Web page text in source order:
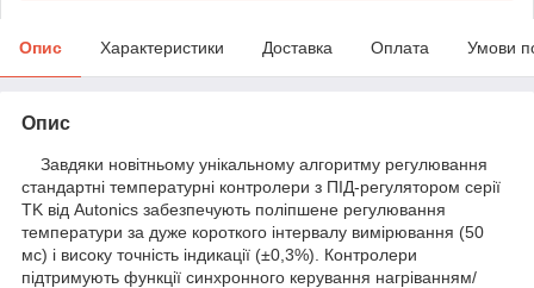
Опис Характеристики Доставка Оплата Умови
Опис
Завдяки новітньому унікальному алгоритму регулювання
стандартні температурні контролери з ПІД-регулятором серії
TK від Autonics забезпечують поліпшене регулювання
температури за дуже короткого інтервалу вимірювання (50
мс) і високу точність індикації (±0,3%). Контролери
підтримують функції синхронного керування нагріванням/